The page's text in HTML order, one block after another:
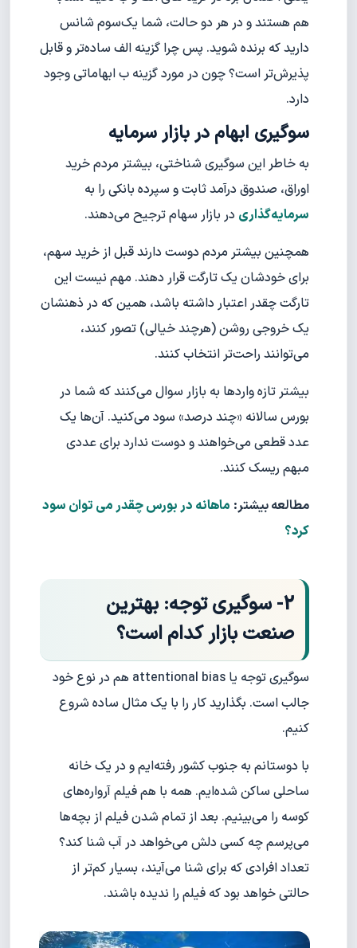
هم هستند و در هر دو حالت، شما یک‌سوم شانس
دارید که برنده شوید. پس چرا گزینه الف ساده‌تر و قابل
پذیرش‌تر است؟ چون در مورد گزینه ب ابهاماتی وجود
دارد.
سوگیری ابهام در بازار سرمایه
به خاطر این سوگیری شناختی، بیشتر مردم خرید
اوراق، صندوق درآمد ثابت و سپرده بانکی را به
سرمایه‌گذاری در بازار سهام ترجیح می‌دهند.
همچنین بیشتر مردم دوست دارند قبل از خرید سهم،
برای خودشان یک تارگت قرار دهند. مهم نیست این
تارگت چقدر اعتبار داشته باشد، همین که در ذهنشان
یک خروجی روشن (هرچند خیالی) تصور کنند،
می‌توانند راحت‌تر انتخاب کنند.
بیشتر تازه واردها به بازار سوال می‌کنند که شما در
بورس سالانه «چند درصد» سود می‌کنید. آن‌ها یک
عدد قطعی می‌خواهند و دوست ندارد برای عددی
مبهم ریسک کنند.
مطالعه بیشتر: ماهانه در بورس چقدر می توان سود
کرد؟
2- سوگیری توجه: بهترین
صنعت بازار کدام است؟
سوگیری توجه یا attentional bias هم در نوع خود
جالب است. بگذارید کار را با یک مثال ساده شروع
کنیم.
با دوستانم به جنوب کشور رفته‌ایم و در یک خانه
ساحلی ساکن شده‌ایم. همه با هم فیلم آرواره‌های
کوسه را می‌بینیم. بعد از تمام شدن فیلم از بچه‌ها
می‌پرسم چه کسی دلش می‌خواهد در آب شنا کند؟
تعداد افرادی که برای شنا می‌آیند، بسیار کم‌تر از
حالتی خواهد بود که فیلم را ندیده باشند.